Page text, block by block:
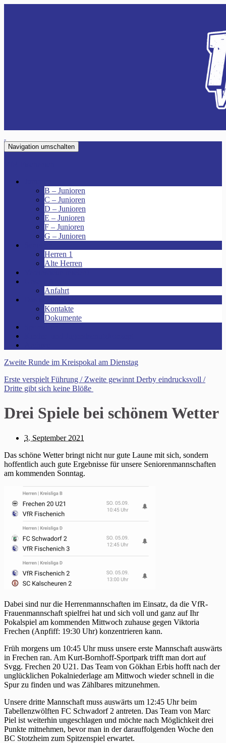
Navigation umschalten
B – Junioren
C – Junioren
D – Junioren
E – Junioren
F – Junioren
G – Junioren
Herren 1
Alte Herren
Anfahrt
Kontakte
Dokumente
Zweite Runde im Kreispokal am Dienstag
Erste verspielt Führung / Zweite gewinnt Derby eindrucksvoll /
Dritte gibt sich keine Blöße
Drei Spiele bei schönem Wetter
3. September 2021
Das schöne Wetter bringt nicht nur gute Laune mit sich, sondern
hoffentlich auch gute Ergebnisse für unsere Seniorenmannschaften
am kommenden Sonntag.
Dabei sind nur die Herrenmannschaften im Einsatz, da die VfR-
Frauenmannschaft spielfrei hat und sich voll und ganz auf Ihr
Pokalspiel am kommenden Mittwoch zuhause gegen Viktoria
Frechen (Anpfiff: 19:30 Uhr) konzentrieren kann.
Früh morgens um 10:45 Uhr muss unsere erste Mannschaft auswärts
in Frechen ran. Am Kurt-Bornhoff-Sportpark trifft man dort auf
Svgg. Frechen 20 U21. Das Team von Gökhan Erbis hofft nach der
unglücklichen Pokalniederlage am Mittwoch wieder schnell in die
Spur zu finden und was Zählbares mitzunehmen.
Unsere dritte Mannschaft muss auswärts um 12:45 Uhr beim
Tabellenzwölften FC Schwadorf 2 antreten. Das Team von Marc
Piel ist weiterhin ungeschlagen und möchte nach Möglichkeit drei
Punkte mitnehmen, bevor man in der darauffolgenden Woche den
BC Stotzheim zum Spitzenspiel erwartet.